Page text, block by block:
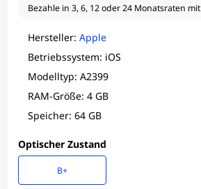
Bezahle in 3, 6, 12 oder 24 Monatsraten mit
Hersteller: Apple
Betriebssystem: iOS
Modelltyp: A2399
RAM-Größe: 4 GB
Speicher: 64 GB
Optischer Zustand
B+